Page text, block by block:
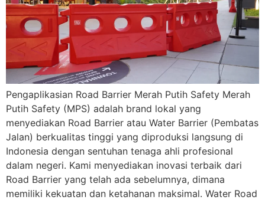
Pengaplikasian Road Barrier Merah Putih Safety Merah
Putih Safety (MPS) adalah brand lokal yang
menyediakan Road Barrier atau Water Barrier (Pembatas
Jalan) berkualitas tinggi yang diproduksi langsung di
Indonesia dengan sentuhan tenaga ahli profesional
dalam negeri. Kami menyediakan inovasi terbaik dari
Road Barrier yang telah ada sebelumnya, dimana
memiliki kekuatan dan ketahanan maksimal. Water Road